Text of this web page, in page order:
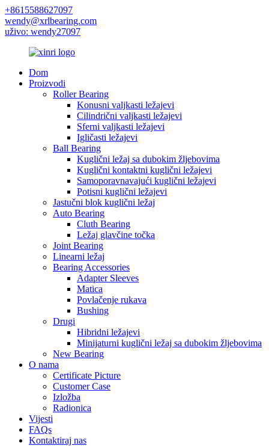
+8615588627097
wendy@xrlbearing.com
uživo: wendy27097
Dom
Proizvodi
Roller Bearing
Konusni valjkasti ležajevi
Cilindrični valjkasti ležajevi
Sferni valjkasti ležajevi
Igličasti ležajevi
Ball Bearing
Kuglični ležaj sa dubokim žljebovima
Kuglični kontaktni kuglični ležajevi
Samoporavnavajući kuglični ležajevi
Potisni kuglični ležajevi
Jastučni blok kuglični ležaj
Auto Bearing
Cluth Bearing
Ležaj glavčine točka
Joint Bearing
Linearni ležaj
Bearing Accessories
Adapter Sleeves
Matica
Povlačenje rukava
Bushing
Drugi
Hibridni ležajevi
Minijaturni kuglični ležaj sa dubokim žljebovima
New Bearing
O nama
Certificate Picture
Customer Case
Izložba
Radionica
Vijesti
FAQs
Kontaktiraj nas